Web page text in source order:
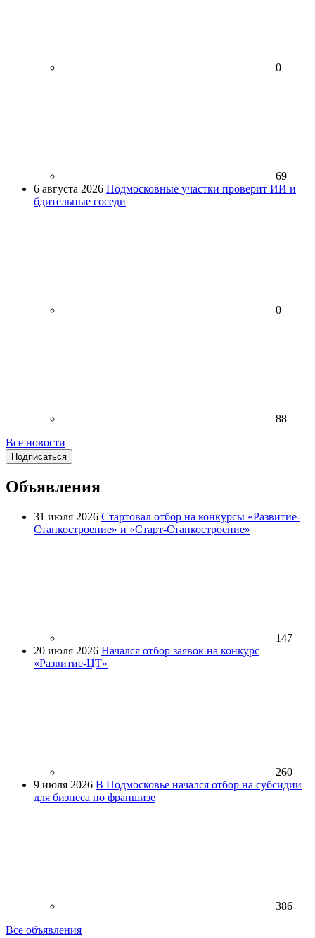
0
69
6 августа 2026 Подмосковные участки проверит ИИ и
бдительные соседи
0
88
Все новости
Подписаться
Объявления
31 июля 2026 Стартовал отбор на конкурсы «Развитие-
Станкостроение» и «Старт-Станкостроение»
147
20 июля 2026 Начался отбор заявок на конкурс
«Развитие-ЦТ»
260
9 июля 2026 В Подмосковье начался отбор на субсидии
для бизнеса по франшизе
386
Все объявления